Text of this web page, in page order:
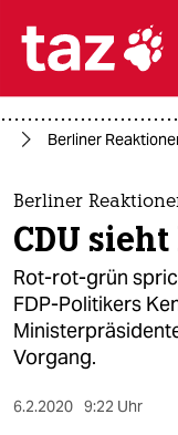

themen
politik
öko
gesellschaft
kultur
usa unter
Berliner
Berliner
CDU
Rot-rot-grün
FDP-Politikers
Vorgang.
6.2.2020 9:22 Uhr